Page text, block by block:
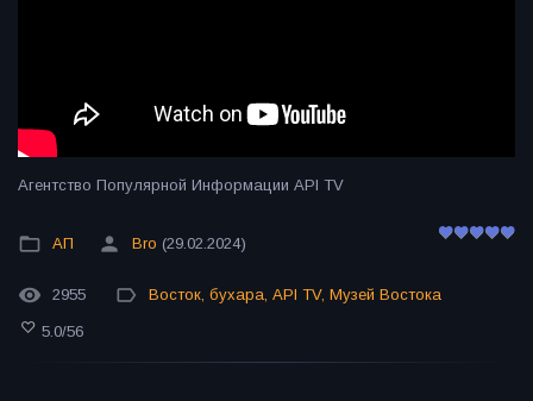
Агентство Популярной Информации API TV
АП Bro (29.02.2024)
2955 Восток, бухара, API TV, Музей Востока
5.0/56